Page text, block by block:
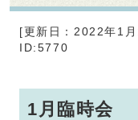
[更新日：2022年1
ID:5770
1月臨時会